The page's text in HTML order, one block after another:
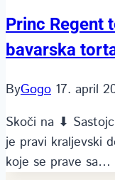
Princ Regent
bavarska
ByGogo 17. april
Skoči na ⬇
je pravi kraljevski
koje se prave sa…